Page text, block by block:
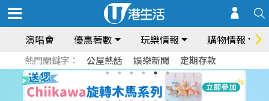
演唱會 優惠著數 玩樂情報 購物情報
熱門關鍵字： 公屋熱話 娛樂新聞 定期存款